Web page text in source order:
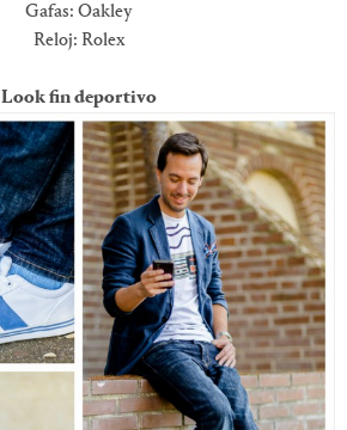
Gafas: Oakley
Reloj: Rolex
Look fin deportivo